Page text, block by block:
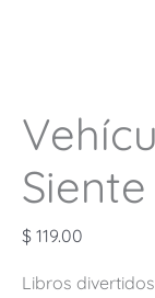
Siente
$ 119.00
Libros